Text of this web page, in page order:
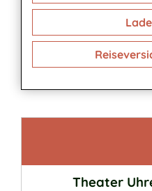
Theater